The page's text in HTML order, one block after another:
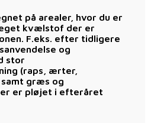
på arealer, hvor du er
kvælstof der er
F.eks. efter tidligere
og
stor
(raps, ærter,
græs og
er pløjet i efteråret